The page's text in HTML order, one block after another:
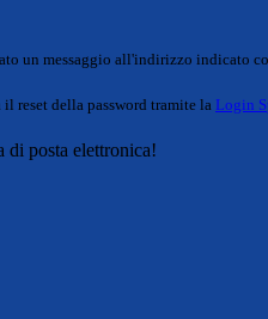
un messaggio all'indirizzo indicato
reset della password tramite la Login
di posta elettronica!